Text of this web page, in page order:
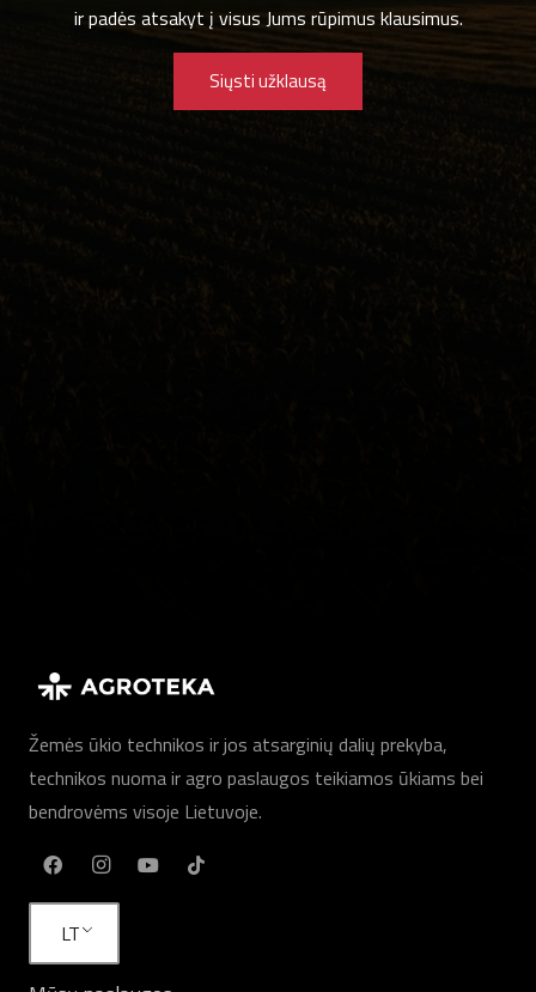
ir padės atsakyt į visus Jums rūpimus klausimus.
Siųsti užklausą
Žemės ūkio technikos ir jos atsarginių dalių prekyba,
technikos nuoma ir agro paslaugos teikiamos ūkiams bei
bendrovėms visoje Lietuvoje.
LT